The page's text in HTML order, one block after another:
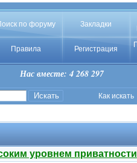
по форуму Закладки
Правила Регистрация
Нас вместе: 4 268 297
Как искать
уровнем приватности